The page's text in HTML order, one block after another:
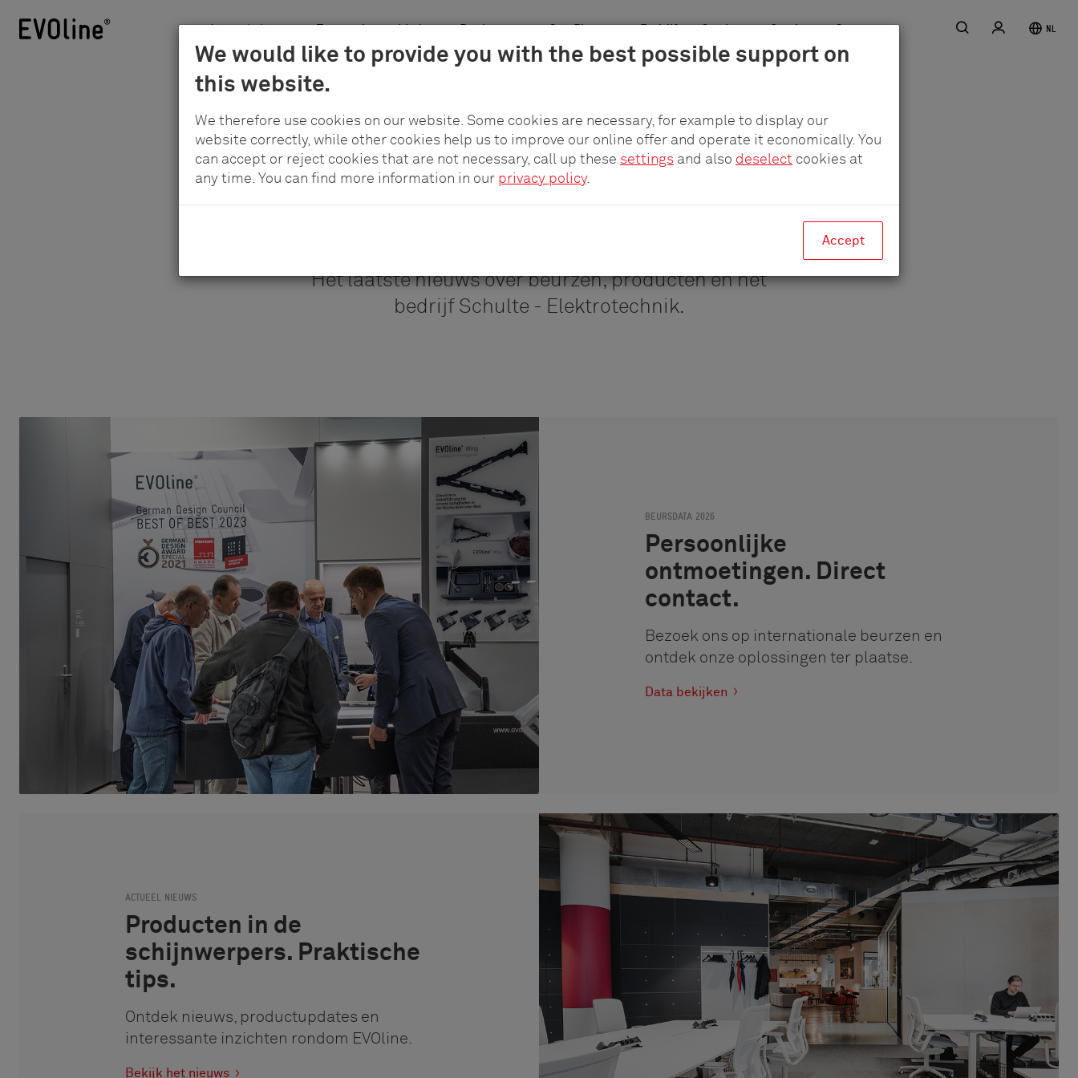
We would like to provide you with the best possible support on
this website.
We therefore use cookies on our website. Some cookies are necessary, for example to display our
website correctly, while other cookies help us to improve our online offer and operate it economically. You
can accept or reject cookies that are not necessary, call up these settings and also deselect cookies at
any time. You can find more information in our privacy policy.
Accept
Actueel nieuws Toepassingsgebieden Producten pCon.Planner Bedrijf Carrière Service Contact ZoekopdrachtNL
Actueel nieuws
Het laatste nieuws over beurzen, producten en het
bedrijf Schulte - Elektrotechnik.
Persoonlijke
ontmoetingen. Direct
contact.
BEURSDATA 2026
Bezoek ons op internationale beurzen en
ontdek onze oplossingen ter plaatse.
Data bekijken
Producten in de
schijnwerpers. Praktische
tips.
ACTUEEL NIEUWS
Ontdek nieuws, productupdates en
interessante inzichten rondom EVOline.
Bekijk het nieuws